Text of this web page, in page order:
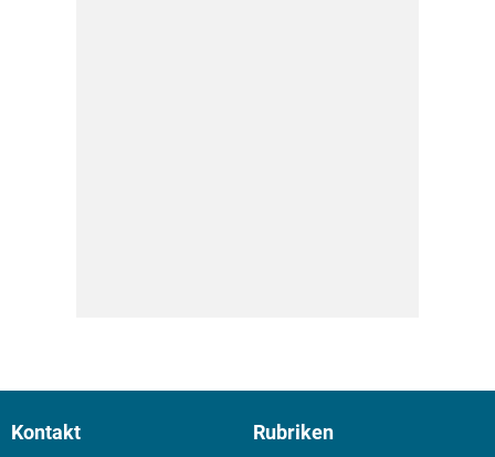
Kontakt Rubriken